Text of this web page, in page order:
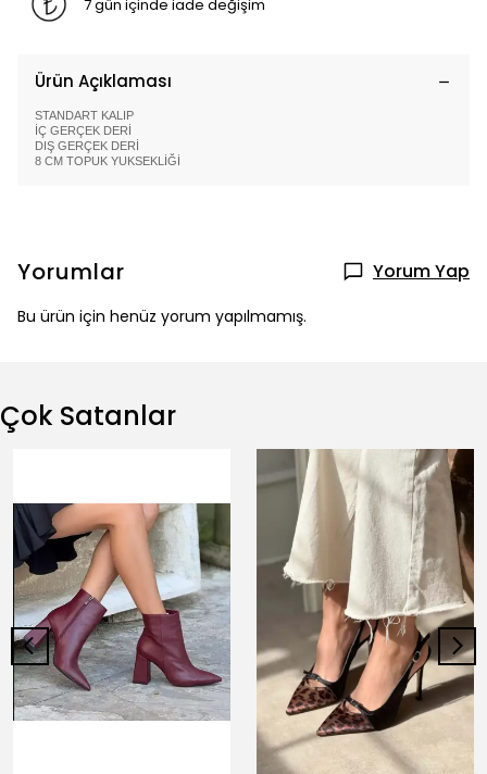
7 gün içinde iade değişim
Ürün Açıklaması
STANDART KALIP
İÇ GERÇEK DERİ
DIŞ GERÇEK DERİ
8 CM TOPUK YUKSEKLİĞİ
Yorumlar Yorum Yap
Bu ürün için henüz yorum yapılmamış.
Çok Satanlar